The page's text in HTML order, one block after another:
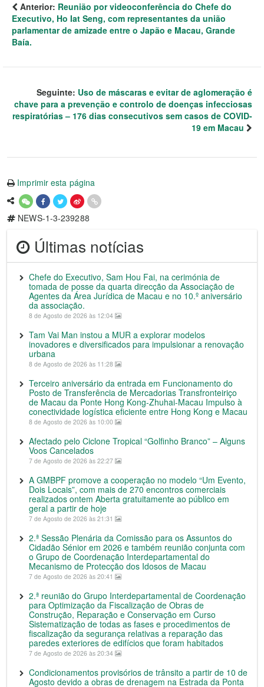
Anterior: Reunião por videoconferência do Chefe do
Executivo, Ho Iat Seng, com representantes da união
parlamentar de amizade entre o Japão e Macau, Grande
Baía.
Seguinte: Uso de máscaras e evitar de aglomeração é
chave para a prevenção e controlo de doenças infecciosas
respiratórias – 176 dias consecutivos sem casos de COVID-
19 em Macau
Imprimir esta página
NEWS-1-3-239288
Últimas notícias
Chefe do Executivo, Sam Hou Fai, na cerimónia de
tomada de posse da quarta direcção da Associação de
Agentes da Área Jurídica de Macau e no 10.º aniversário
da associação.
8 de Agosto de 2026 às 12:04
Tam Vai Man instou a MUR a explorar modelos
inovadores e diversificados para impulsionar a renovação
urbana
8 de Agosto de 2026 às 11:28
Terceiro aniversário da entrada em Funcionamento do
Posto de Transferência de Mercadorias Transfronteiriço
de Macau da Ponte Hong Kong-Zhuhai-Macau Impulso à
conectividade logística eficiente entre Hong Kong e Macau
8 de Agosto de 2026 às 10:00
Afectado pelo Ciclone Tropical “Golfinho Branco” – Alguns
Voos Cancelados
7 de Agosto de 2026 às 22:27
A GMBPF promove a cooperação no modelo “Um Evento,
Dois Locais”, com mais de 270 encontros comerciais
realizados ontem Aberta gratuitamente ao público em
geral a partir de hoje
7 de Agosto de 2026 às 21:31
2.ª Sessão Plenária da Comissão para os Assuntos do
Cidadão Sénior em 2026 e também reunião conjunta com
o Grupo de Coordenação Interdepartamental do
Mecanismo de Protecção dos Idosos de Macau
7 de Agosto de 2026 às 20:41
2.ª reunião do Grupo Interdepartamental de Coordenação
para Optimização da Fiscalização de Obras de
Construção, Reparação e Conservação em Curso
Sistematização de todas as fases e procedimentos de
fiscalização da segurança relativas a reparação das
paredes exteriores de edifícios que foram habitados
7 de Agosto de 2026 às 20:34
Condicionamentos provisórios de trânsito a partir de 10 de
Agosto devido a obras de drenagem na Estrada da Ponta